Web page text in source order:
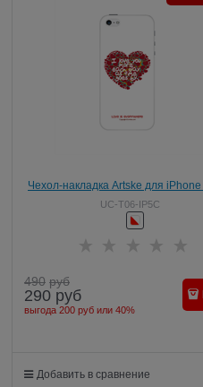
Чехол-накладка Artske для iPhone
case Love is
UC-T06-IP5C
490 руб
290 руб
выгода 200 руб или 40%
Добавить в сравнение